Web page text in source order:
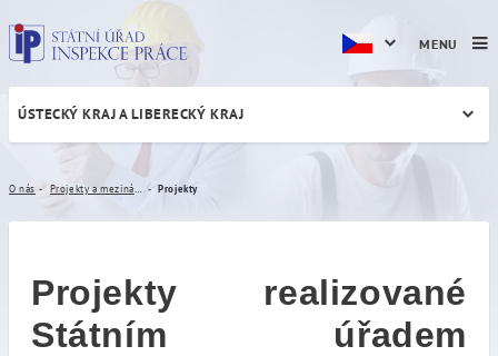
Projekty
ÚSTECKÝ KRAJ A LIBERECKÝ KRAJ
O nás Projekty
Projekty realizované
Státním úřadem
MENU